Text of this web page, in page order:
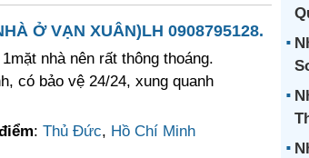
Ở VẠN XUÂN)LH 0908795128.
nhà nên rất thông thoáng.
có bảo vệ 24/24, xung quanh
: Thủ Đức, Hồ Chí Minh